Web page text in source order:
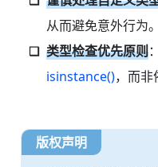
从而避免意外行为。
类型检查优先原则
isinstance()，而非
版权声明